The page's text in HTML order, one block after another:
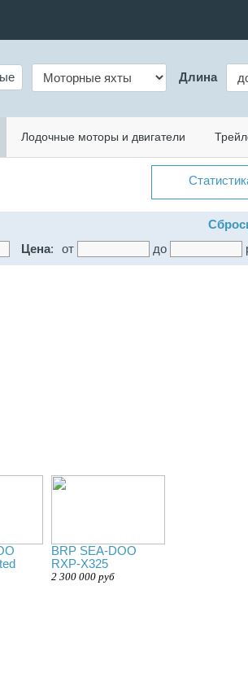
Длина
Лодочные моторы и двигатели
Цена: от до
BRP SEA-DOO
RXP-X325
2 300 000 руб